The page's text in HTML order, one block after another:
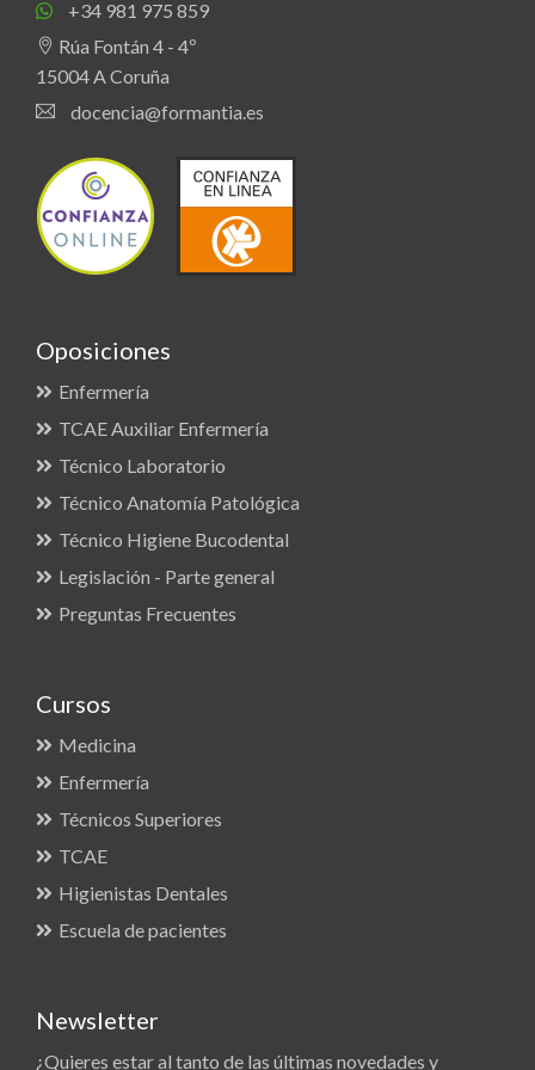
+34 981 975 859
Rúa Fontán 4 - 4º
15004 A Coruña
docencia@formantia.es
Oposiciones
Enfermería
TCAE Auxiliar Enfermería
Técnico Laboratorio
Técnico Anatomía Patológica
Técnico Higiene Bucodental
Legislación - Parte general
Preguntas Frecuentes
Cursos
Medicina
Enfermería
Técnicos Superiores
TCAE
Higienistas Dentales
Escuela de pacientes
Newsletter
¿Quieres estar al tanto de las últimas novedades y